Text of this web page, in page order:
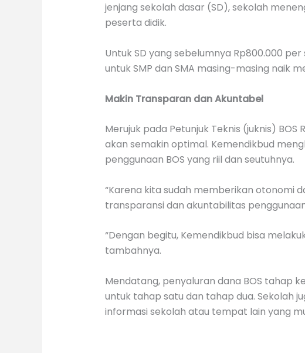
jenjang sekolah dasar (SD), sekolah
peserta didik.
Untuk SD yang sebelumnya Rp800.000
untuk SMP dan SMA masing-masing naik
Makin Transparan dan Akuntabel
Merujuk pada Petunjuk Teknis (juknis)
akan semakin optimal. Kemendikbud
penggunaan BOS yang riil dan seutuhnya.
“Karena kita sudah memberikan otonomi
transparansi dan akuntabilitas
“Dengan begitu, Kemendikbud bisa
tambahnya.
Mendatang, penyaluran dana BOS tahap
untuk tahap satu dan tahap dua. Sekolah
informasi sekolah atau tempat lain yang